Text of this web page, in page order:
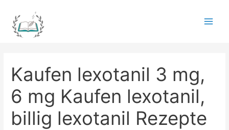
content
Kaufen lexotanil 3 mg,
6 mg Kaufen lexotanil,
billig lexotanil Rezepte